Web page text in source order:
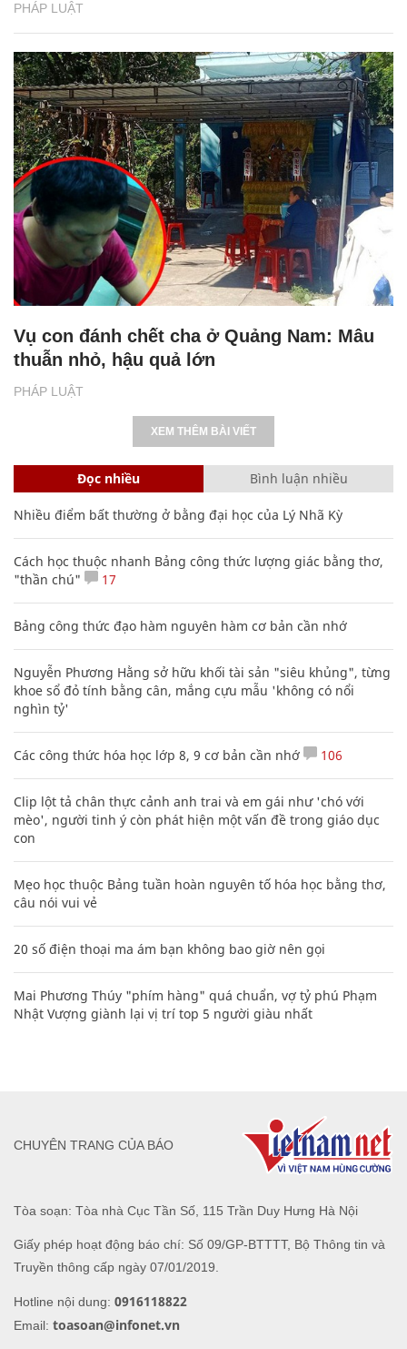
PHÁP LUẬT
PHÁP LUẬT
Vụ con đánh chết cha ở Quảng Nam: Mâu
thuẫn nhỏ, hậu quả lớn
XEM THÊM BÀI VIẾT
Đọc nhiều Bình luận nhiều
Nhiều điểm bất thường ở bằng đại học của Lý Nhã Kỳ
Cách học thuộc nhanh Bảng công thức lượng giác bằng thơ,
"thần chú"
17
Bảng công thức đạo hàm nguyên hàm cơ bản cần nhớ
Nguyễn Phương Hằng sở hữu khối tài sản "siêu khủng", từng
khoe sổ đỏ tính bằng cân, mắng cựu mẫu 'không có nổi
nghìn tỷ'
Các công thức hóa học lớp 8, 9 cơ bản cần nhớ 106
Clip lột tả chân thực cảnh anh trai và em gái như 'chó với
mèo', người tinh ý còn phát hiện một vấn đề trong giáo dục
con
Mẹo học thuộc Bảng tuần hoàn nguyên tố hóa học bằng thơ,
câu nói vui vẻ
20 số điện thoại ma ám bạn không bao giờ nên gọi
Mai Phương Thúy "phím hàng" quá chuẩn, vợ tỷ phú Phạm
Nhật Vượng giành lại vị trí top 5 người giàu nhất
Tòa soạn: Tòa nhà Cục Tần Số, 115 Trần Duy Hưng Hà Nội
Giấy phép hoạt động báo chí: Số 09/GP-BTTTT, Bộ Thông tin và
Truyền thông cấp ngày 07/01/2019.
Hotline nội dung: 0916118822
Email: toasoan@infonet.vn
CHUYÊN TRANG CỦA BÁO